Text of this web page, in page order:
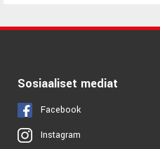
Sosiaaliset mediat
Facebook
Instagram